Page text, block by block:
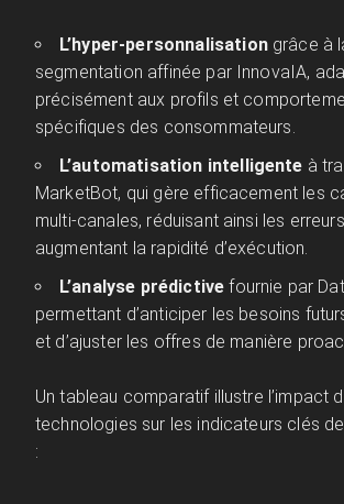
L’hyper-personnalisationgrâce à
segmentation affinée par InnovaIA,
précisément aux profils et
spécifiques des consommateurs.
L’automatisation intelligente à
MarketBot, qui gère efficacement les
multi-canales, réduisant ainsi les
augmentant la rapidité d’exécution.
L’analyse prédictive fournie par
permettant d’anticiper les besoins
et d’ajuster les offres de manière
Un tableau comparatif illustre l’impact
technologies sur les indicateurs clés
: